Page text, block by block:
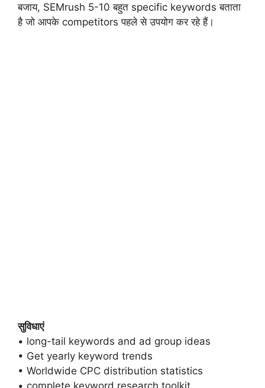
बजाय, SEMrush 5-10 बहुत specific keywordsबताता
है जो आपके competitors पहले से उपयोग कर रहे हैं।
सुविधाएं
• long-tail keywords and ad group ideas
• Get yearly keyword trends
• Worldwide CPC distribution statistics